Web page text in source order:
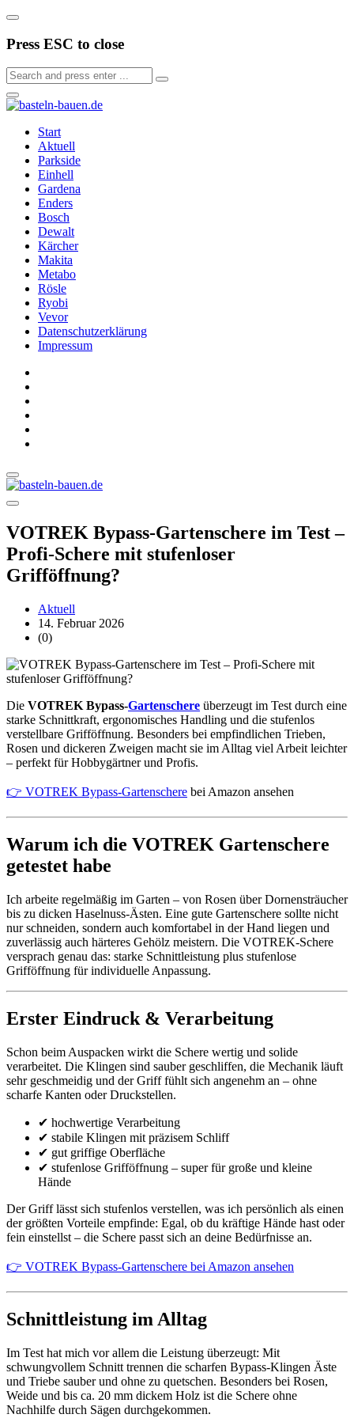
Press ESC to close
Start
Aktuell
Parkside
Einhell
Gardena
Enders
Bosch
Dewalt
Kärcher
Makita
Metabo
Rösle
Ryobi
Vevor
Datenschutzerklärung
Impressum
VOTREK Bypass-Gartenschere im Test –
Profi-Schere mit stufenloser
Grifföffnung?
Aktuell
14. Februar 2026
(0)
Die VOTREK Bypass-Gartenschere überzeugt im Test durch eine
starke Schnittkraft, ergonomisches Handling und die stufenlos
verstellbare Grifföffnung. Besonders bei empfindlichen Trieben,
Rosen und dickeren Zweigen macht sie im Alltag viel Arbeit leichter
– perfekt für Hobbygärtner und Profis.
👉 VOTREK Bypass-Gartenschere bei Amazon ansehen
Warum ich die VOTREK Gartenschere
getestet habe
Ich arbeite regelmäßig im Garten – von Rosen über Dornensträucher
bis zu dicken Haselnuss-Ästen. Eine gute Gartenschere sollte nicht
nur schneiden, sondern auch komfortabel in der Hand liegen und
zuverlässig auch härteres Gehölz meistern. Die VOTREK-Schere
versprach genau das: starke Schnittleistung plus stufenlose
Grifföffnung für individuelle Anpassung.
Erster Eindruck & Verarbeitung
Schon beim Auspacken wirkt die Schere wertig und solide
verarbeitet. Die Klingen sind sauber geschliffen, die Mechanik läuft
sehr geschmeidig und der Griff fühlt sich angenehm an – ohne
scharfe Kanten oder Druckstellen.
✔ hochwertige Verarbeitung
✔ stabile Klingen mit präzisem Schliff
✔ gut griffige Oberfläche
✔ stufenlose Grifföffnung – super für große und kleine
Hände
Der Griff lässt sich stufenlos verstellen, was ich persönlich als einen
der größten Vorteile empfinde: Egal, ob du kräftige Hände hast oder
fein einstellst – die Schere passt sich an deine Bedürfnisse an.
👉 VOTREK Bypass-Gartenschere bei Amazon ansehen
Schnittleistung im Alltag
Im Test hat mich vor allem die Leistung überzeugt: Mit
schwungvollem Schnitt trennen die scharfen Bypass-Klingen Äste
und Triebe sauber und ohne zu quetschen. Besonders bei Rosen,
Weide und bis ca. 20 mm dickem Holz ist die Schere ohne
Nachhilfe durch Sägen durchgekommen.